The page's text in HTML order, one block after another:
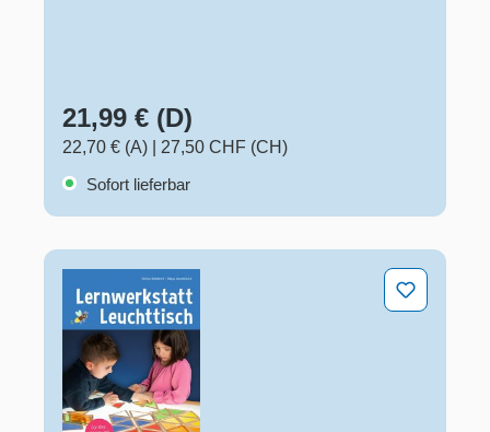
21,99 € (D)
22,70 € (A)
27,50 CHF (CH)
Sofort lieferbar
Lernwerkstatt Leuchttisch – Ein Praxisratgeber mit